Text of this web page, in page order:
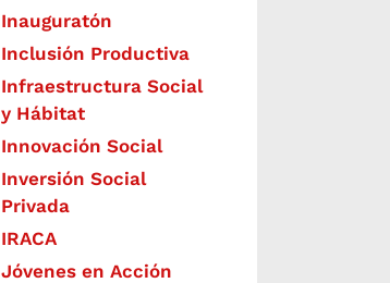
Inauguratón
Inclusión Productiva
Infraestructura Social
y Hábitat
​Innovación Social
Inversión Social
Privada
IRACA
Jóvenes en Acción